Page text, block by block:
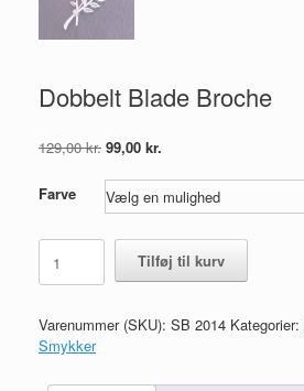
Dobbelt Blade Broche
129,00kr. Den
pris
var:
99,00 kr.
pris
er:
Farve
Dobbelt
Blade
Broche
Tilføj til kurv
Varenummer (SKU): SB 2014 Kategorier:
Smykker